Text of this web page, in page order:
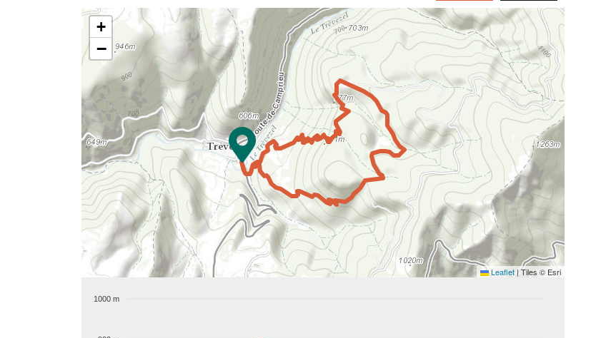
+
−
Leaflet|Tiles © Esri
1000 m